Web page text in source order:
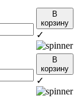
В
корзину
✓
В
корзину
✓